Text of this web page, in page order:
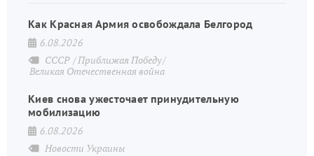
Как Красная Армия освобождала Белгород
6.08.2026
СССР Приближая Победу
Великая Отечественная война
Киев снова ужесточает принудительную
мобилизацию
6.08.2026
Новости Украины